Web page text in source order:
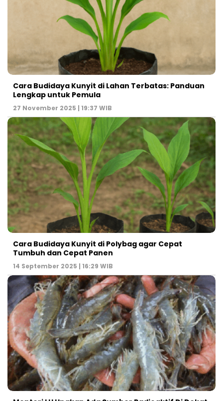
Cara Budidaya Kunyit di Lahan Terbatas: Panduan
Lengkap untuk Pemula
27 November 2025 | 19:37 WIB
Cara Budidaya Kunyit di Polybag agar Cepat
Tumbuh dan Cepat Panen
14 September 2025 | 16:29 WIB